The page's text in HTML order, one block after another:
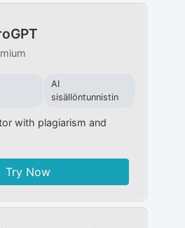
AI
sisällöntunnistin
with plagiarism and
Try Now